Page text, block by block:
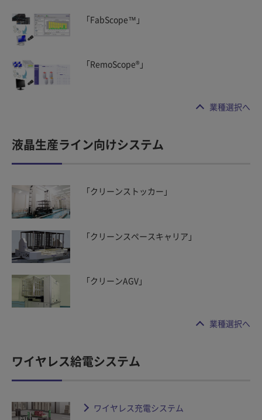
「FabScope™」
「RemoScope®」
業種選択へ
液晶生産ライン向けシステム
「クリーンストッカー」
「クリーンスペースキャリア」
「クリーンAGV」
業種選択へ
ワイヤレス給電システム
ワイヤレス充電システム